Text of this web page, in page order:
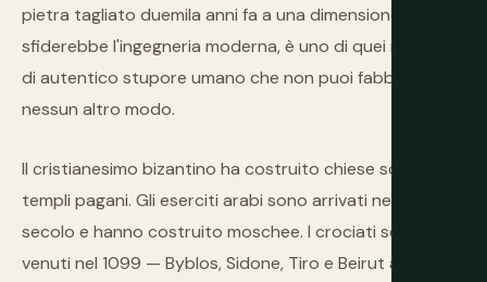
pietra tagliato duemila anni fa a una dimensione che
sfiderebbe l'ingegneria moderna, è uno di quei momenti
di autentico stupore umano che non puoi fabbricare in
nessun altro modo.
Il cristianesimo bizantino ha costruito chiese sopra
templi pagani. Gli eserciti arabi sono arrivati nel VII
secolo e hanno costruito moschee. I crociati sono
venuti nel 1099 — Byblos, Sidone, Tiro e Beirut avevano